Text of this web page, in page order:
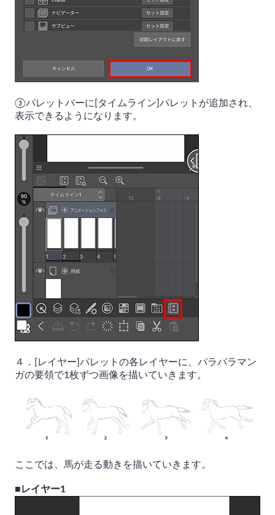
③パレットバーに[タイムライン]パレットが追加され、
表示できるようになります。
４．[レイヤー]パレットの各レイヤーに、パラパラマン
ガの要領で1枚ずつ画像を描いていきます。
ここでは、馬が走る動きを描いていきます。
■レイヤー1